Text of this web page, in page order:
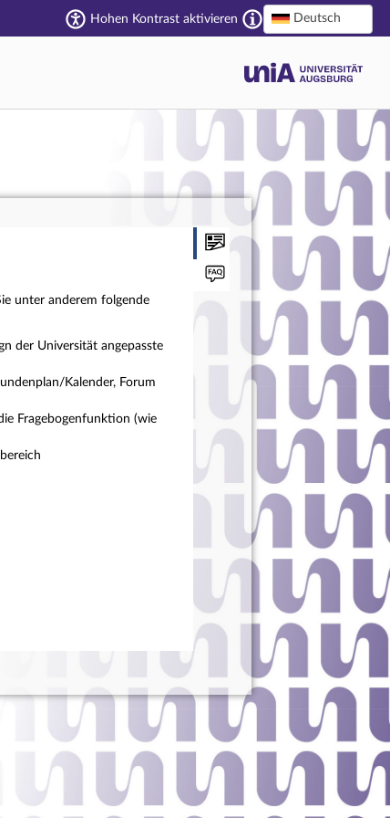
Hohen Kontrast aktivieren Deutsch
unter anderem folgende
der Universität angepasste
Kalender, Forum
Fragebogenfunktion (wie